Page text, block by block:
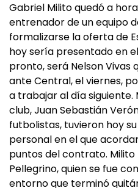
Gabriel Milito quedó a
entrenador de un equipo
formalizarse la oferta de
hoy sería presentado en
pronto, será Nelson Vivas
ante Central, el viernes,
a trabajar al día siguiente.
club, Juan Sebastián
futbolistas, tuvieron hoy
personal en el que
puntos del contrato.
Pellegrino, quien se fue
entorno que terminó